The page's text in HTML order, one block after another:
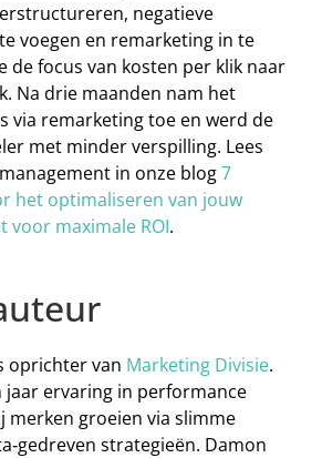
negatieve
voegen en remarketing in te
de focus van kosten per klik naar
Na drie maanden nam het
via remarketing toe en werd de
met minder verspilling. Lees
in onze blog 7
het optimaliseren van jouw
voor maximale ROI.
oprichter van Marketing Divisie.
jaar ervaring in performance
merken groeien via slimme
strategieën. Damon